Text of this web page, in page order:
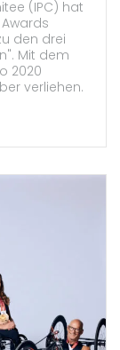
(IPC) hat
den drei
Mit dem
2020
verliehen.